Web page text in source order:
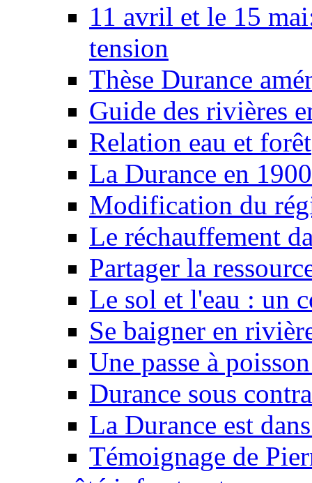
11 avril et le 15
tension
Thèse Durance
Guide des rivières
Relation eau et forêt
La Durance en 1900
Modification du
Le réchauffement
Partager la
Le sol et l'eau : un
Se baigner en
Une passe à
Durance sous
La Durance est
Témoignage de